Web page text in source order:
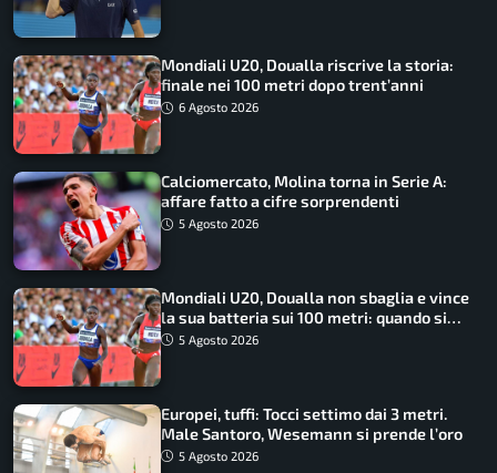
Mondiali U20, Doualla riscrive la storia:
finale nei 100 metri dopo trent’anni
6 Agosto 2026
Calciomercato, Molina torna in Serie A:
affare fatto a cifre sorprendenti
5 Agosto 2026
Mondiali U20, Doualla non sbaglia e vince
la sua batteria sui 100 metri: quando si
disputano le finali
5 Agosto 2026
Europei, tuffi: Tocci settimo dai 3 metri.
Male Santoro, Wesemann si prende l’oro
5 Agosto 2026